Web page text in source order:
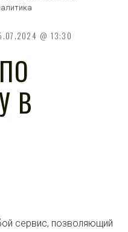
13:30
В
сервис, позволяющий